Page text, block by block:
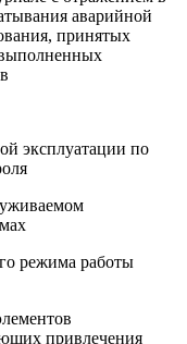
аварийной
принятых
эксплуатации по
режима работы
привлечения